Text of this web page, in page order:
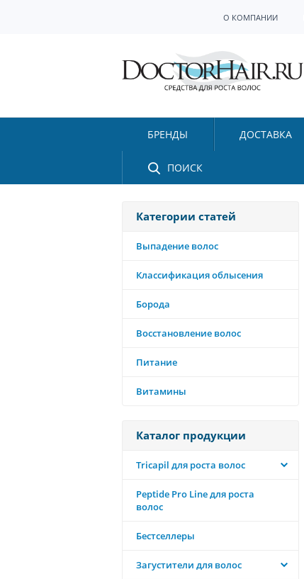
О КОМПАНИИ
БРЕНДЫ ДОСТАВКА
ПОИСК
Категории статей
Выпадение волос
Классификация облысения
Борода
Восстановление волос
Питание
Витамины
Каталог продукции
Tricapil для роста волос
Peptide Pro Line для роста
волос
Бестселлеры
Загустители для волос